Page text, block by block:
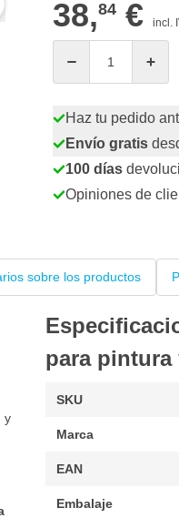
38,84 € incl.
Haz tu pedido
Envío gratis
100 días
Opiniones de
sobre los productos
y
para
SKU
Marca
EAN
Embalaje